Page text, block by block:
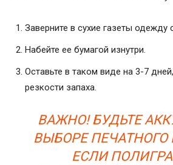
Заверните в сухие газеты одежду
Набейте ее бумагой изнутри.
Оставьте в таком виде на 3-7
резкости запаха.
ВАЖНО! БУДЬТЕ
ВЫБОРЕ ПЕЧАТНОГО
ЕСЛИ